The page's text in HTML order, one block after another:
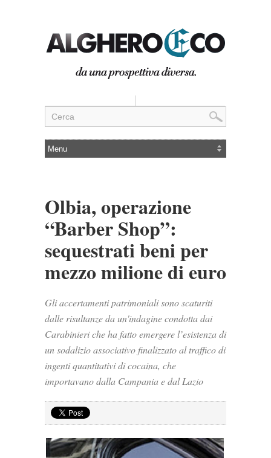
Olbia, operazione
“Barber Shop”:
sequestrati beni per
mezzo milione di euro
Gli accertamenti patrimoniali sono scaturiti
dalle risultanze da un'indagine condotta dai
Carabinieri che ha fatto emergere l’esistenza di
un sodalizio associativo finalizzato al traffico di
ingenti quantitativi di cocaina, che
importavano dalla Campania e dal Lazio